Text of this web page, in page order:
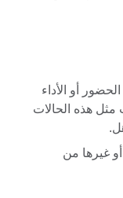
أو الأداء
هذه الحالات
غيرها من